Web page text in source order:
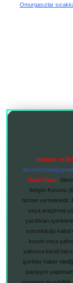
Omurgasızlar
Reklam ve
Yasal Uyarı:
İletişim Kurumu
hizmet vermektedir.
veya araştırma
yazdıkları
sorumluluğu kabul
kurum veya
yalnızca kendi
içerikler haber
paylaşım